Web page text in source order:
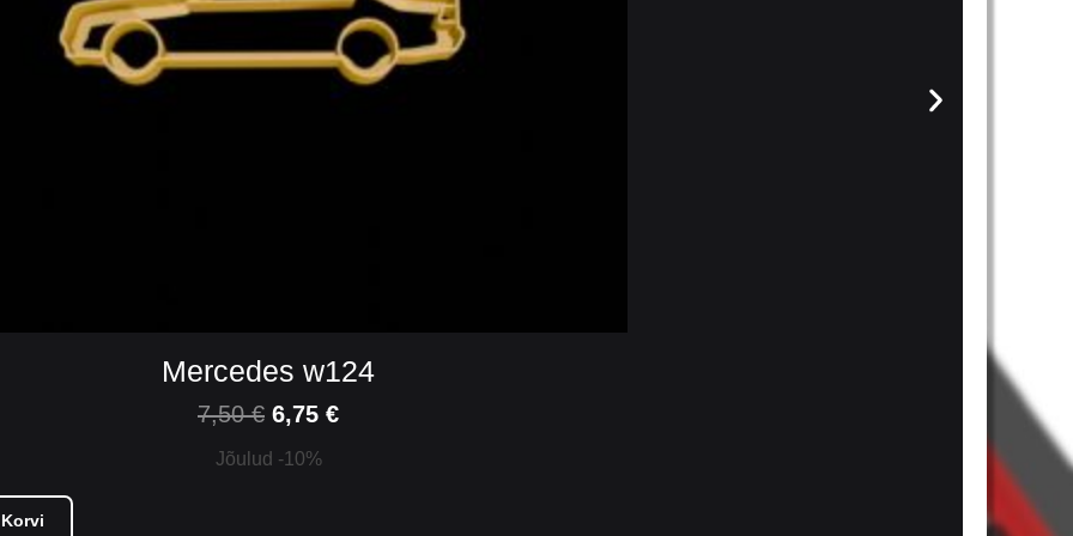
Mercedes w124
7,50€ 6,75 €
Jõulud -10%